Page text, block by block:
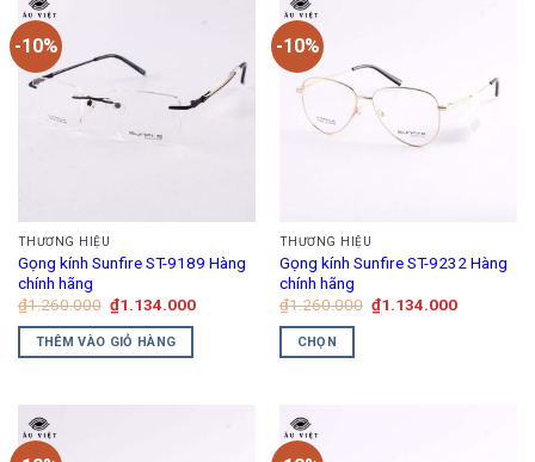
-10%
THƯƠNG HIỆU
Gọng kính Sunfire ST-9189 Hàng
chính hãng
₫1.260.000 Giá
gốc
là:
₫1.260.000.
₫1.134.000Giá
THÊM VÀO GIỎ HÀNG
-10%
THƯƠNG HIỆU
Gọng kính Sunfire ST-9232 Hàng
chính hãng
₫1.260.000 Giá
gốc
₫1.134.000Giá
CHỌN
này
có